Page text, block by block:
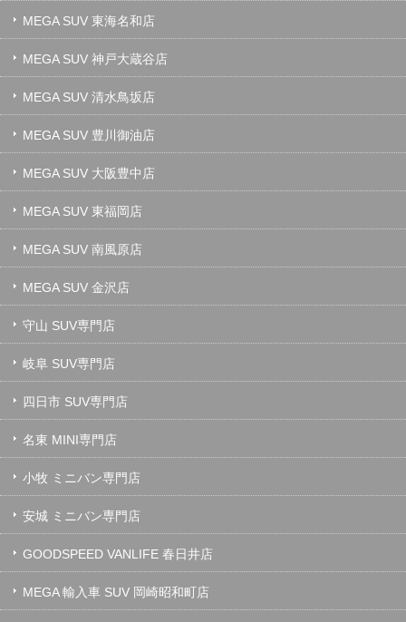
MEGA SUV 東海名和店
MEGA SUV 神戸大蔵谷店
MEGA SUV 清水鳥坂店
MEGA SUV 豊川御油店
MEGA SUV 大阪豊中店
MEGA SUV 東福岡店
MEGA SUV 南風原店
MEGA SUV 金沢店
守山 SUV専門店
岐阜 SUV専門店
四日市 SUV専門店
名東 MINI専門店
小牧 ミニバン専門店
安城 ミニバン専門店
GOODSPEED VANLIFE 春日井店
MEGA 輸入車 SUV 岡崎昭和町店